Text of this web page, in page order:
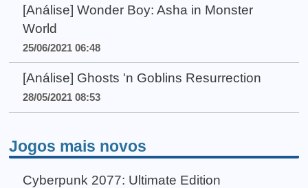
[Análise] Wonder Boy: Asha in Monster
World
25/06/2021 06:48
[Análise] Ghosts 'n Goblins Resurrection
28/05/2021 08:53
Jogos mais novos
Cyberpunk 2077: Ultimate Edition